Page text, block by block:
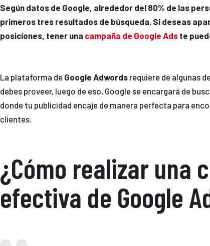
Según datos de Google, alrededor del 80% de las
primeros tres resultados de búsqueda. Si deseas
posiciones, tener una campaña de Google Ads te
La plataforma de Google Adwords requiere de algunas
debes proveer, luego de eso, Google se encargará de
donde tu publicidad encaje de manera perfecta para
clientes.
¿Cómo realizar una
efectiva de Google